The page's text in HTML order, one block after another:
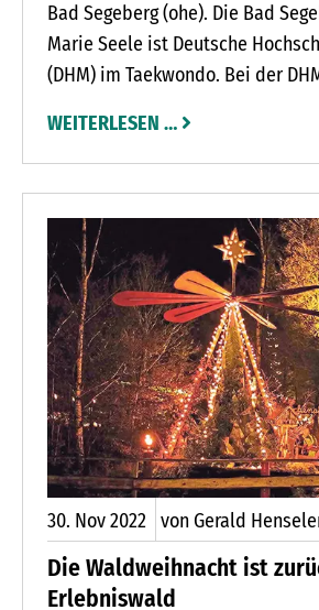
Bad Segeberg (ohe). Die Bad
Marie Seele ist Deutsche
(DHM) im Taekwondo. Bei der
ihrer besonders umkämpften
Kilogramm. Damit qualifizierte
Studierenden-
Zagreb/ Kroatien.
WEITERLESEN …
30. Nov2022 von Gerald
Die Waldweihnacht ist
Erlebniswald